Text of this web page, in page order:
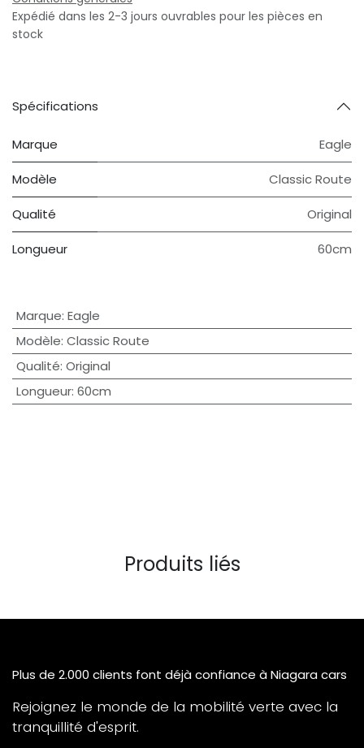
Expédié dans les 2-3 jours ouvrables pour les pièces en
stock
Spécifications
Marque Eagle
Modèle Classic Route
Qualité Original
Longueur 60cm
Marque: Eagle
Modèle: Classic Route
Qualité: Original
Longueur: 60cm
Produits liés
Plus de 2.000 clients font déjà confiance à Niagara cars
Rejoignez le monde de la mobilité verte avec la
tranquillité d'esprit.